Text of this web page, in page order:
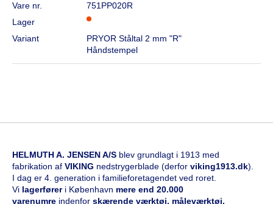
Vare nr.
751PP020R
Lager
Variant
PRYOR Ståltal 2 mm "R"
Håndstempel
HELMUTH A. JENSEN A/S blev grundlagt i 1913 med
fabrikation af VIKING nedstrygerblade (derfor viking1913.dk).
I dag er 4. generation i familieforetagendet ved roret.
Vi lagerfører i København mere end 20.000
varenumre indenfor skærende værktøj, måleværktøj,